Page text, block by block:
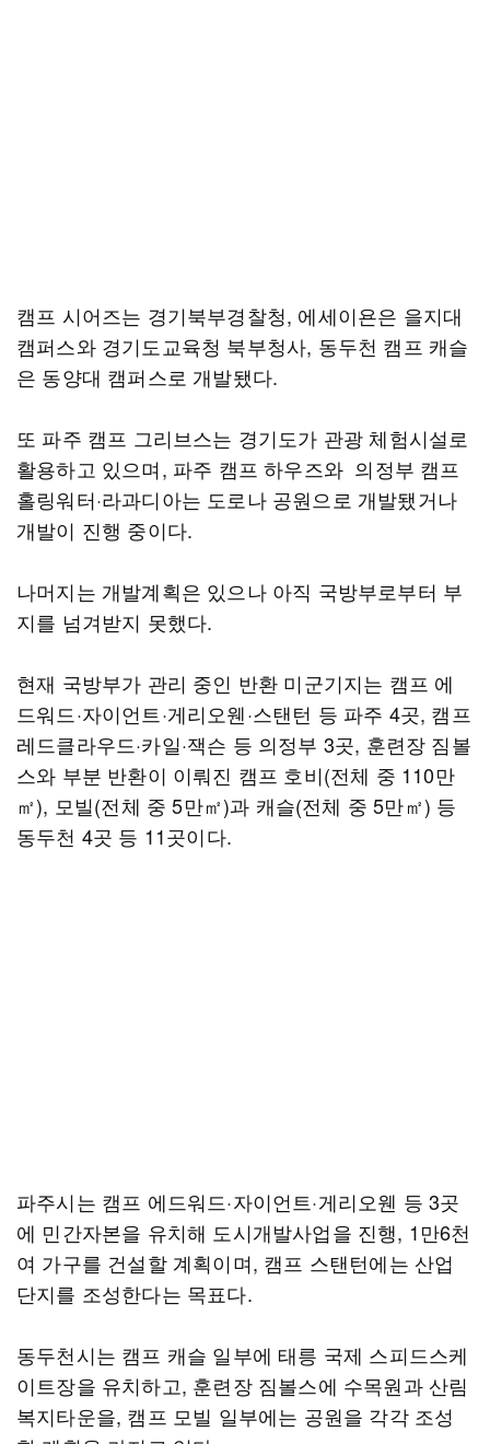
캠프 시어즈는 경기북부경찰청, 에세이욘은 을지대
캠퍼스와 경기도교육청 북부청사, 동두천 캠프 캐슬
은 동양대 캠퍼스로 개발됐다.
또 파주 캠프 그리브스는 경기도가 관광 체험시설로
활용하고 있으며, 파주 캠프 하우즈와 의정부 캠프
홀링워터·라과디아는 도로나 공원으로 개발됐거나
개발이 진행 중이다.
나머지는 개발계획은 있으나 아직 국방부로부터 부
지를 넘겨받지 못했다.
현재 국방부가 관리 중인 반환 미군기지는 캠프 에
드워드·자이언트·게리오웬·스탠턴 등 파주 4곳, 캠프
레드클라우드·카일·잭슨 등 의정부 3곳, 훈련장 짐볼
스와 부분 반환이 이뤄진 캠프 호비(전체 중 110만
㎡), 모빌(전체 중 5만㎡)과 캐슬(전체 중 5만㎡) 등
동두천 4곳 등 11곳이다.
파주시는 캠프 에드워드·자이언트·게리오웬 등 3곳
에 민간자본을 유치해 도시개발사업을 진행, 1만6천
여 가구를 건설할 계획이며, 캠프 스탠턴에는 산업
단지를 조성한다는 목표다.
동두천시는 캠프 캐슬 일부에 태릉 국제 스피드스케
이트장을 유치하고, 훈련장 짐볼스에 수목원과 산림
복지타운을, 캠프 모빌 일부에는 공원을 각각 조성